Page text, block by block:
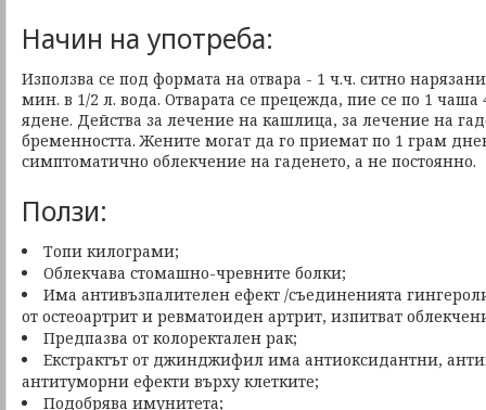
Начин на употреба:
Използва се под формата на отвара - 1 ч.ч. ситно
мин. в 1/2 л. вода. Отварата се прецежда, пие се по 1
ядене. Действа за лечение на кашлица, за лечение на
бременността. Жените могат да го приемат по 1 грам
симптоматично облекчение на гаденето, а не постоянно.
Ползи:
Топи килограми;
Облекчава стомашно-чревните болки;
Има антивъзпалителен ефект /съединенията
от остеоартрит и ревматоиден артрит, изпитват
Предпазва от колоректален рак;
Екстрактът от джинджифил има антиоксидантни,
антитуморни ефекти върху клетките;
Подобрява имунитета;